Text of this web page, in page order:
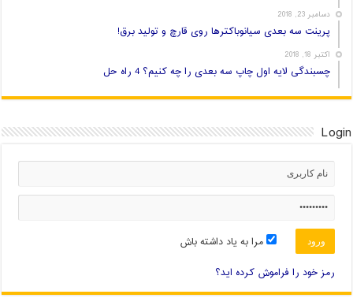
دسامبر 23, 2018
پرینت سه بعدی سیانوباکترها روی قارچ و تولید برق!
اکتبر 18, 2018
چسبندگی لایه اول چاپ سه بعدی را چه کنیم؟ 4 راه حل
Login
مرا به یاد داشته باش
رمز خود را فراموش کرده اید؟